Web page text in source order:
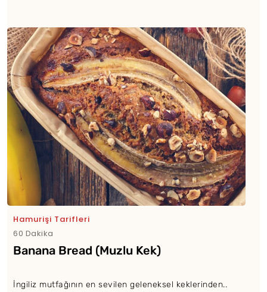
Hamurişi Tarifleri
60 Dakika
Banana Bread (Muzlu Kek)
İngiliz mutfağının en sevilen geleneksel keklerinden..